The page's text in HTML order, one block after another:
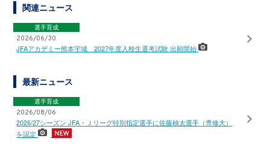
関連ニュース
選手育成
2026/06/30
JFAアカデミー熊本宇城 2027年度入校生選考試験 出願開始
最新ニュース
選手育成
2026/08/06
2026/27シーズン JFA・Ｊリーグ特別指定選手に佐藤柚太選手（専修大）
を認定